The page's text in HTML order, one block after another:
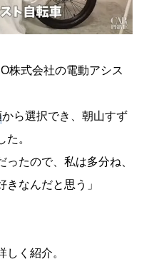
株式会社の電動アシス
から選択でき、朝山すず
。
ったので、私は多分ね、
なんだと思う」
しく紹介。